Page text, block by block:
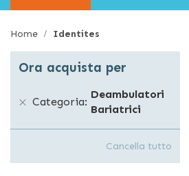
Home Identites
Ora acquista per
Categoria
Deambulatori
Bariatrici
Cancella tutto